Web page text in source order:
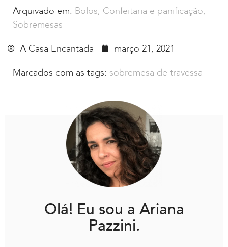
Arquivado em: Bolos, Confeitaria e panificação,
Sobremesas
A Casa Encantada
março 21, 2021
Marcados com as tags: sobremesa de travessa
Olá! Eu sou a Ariana
Pazzini.